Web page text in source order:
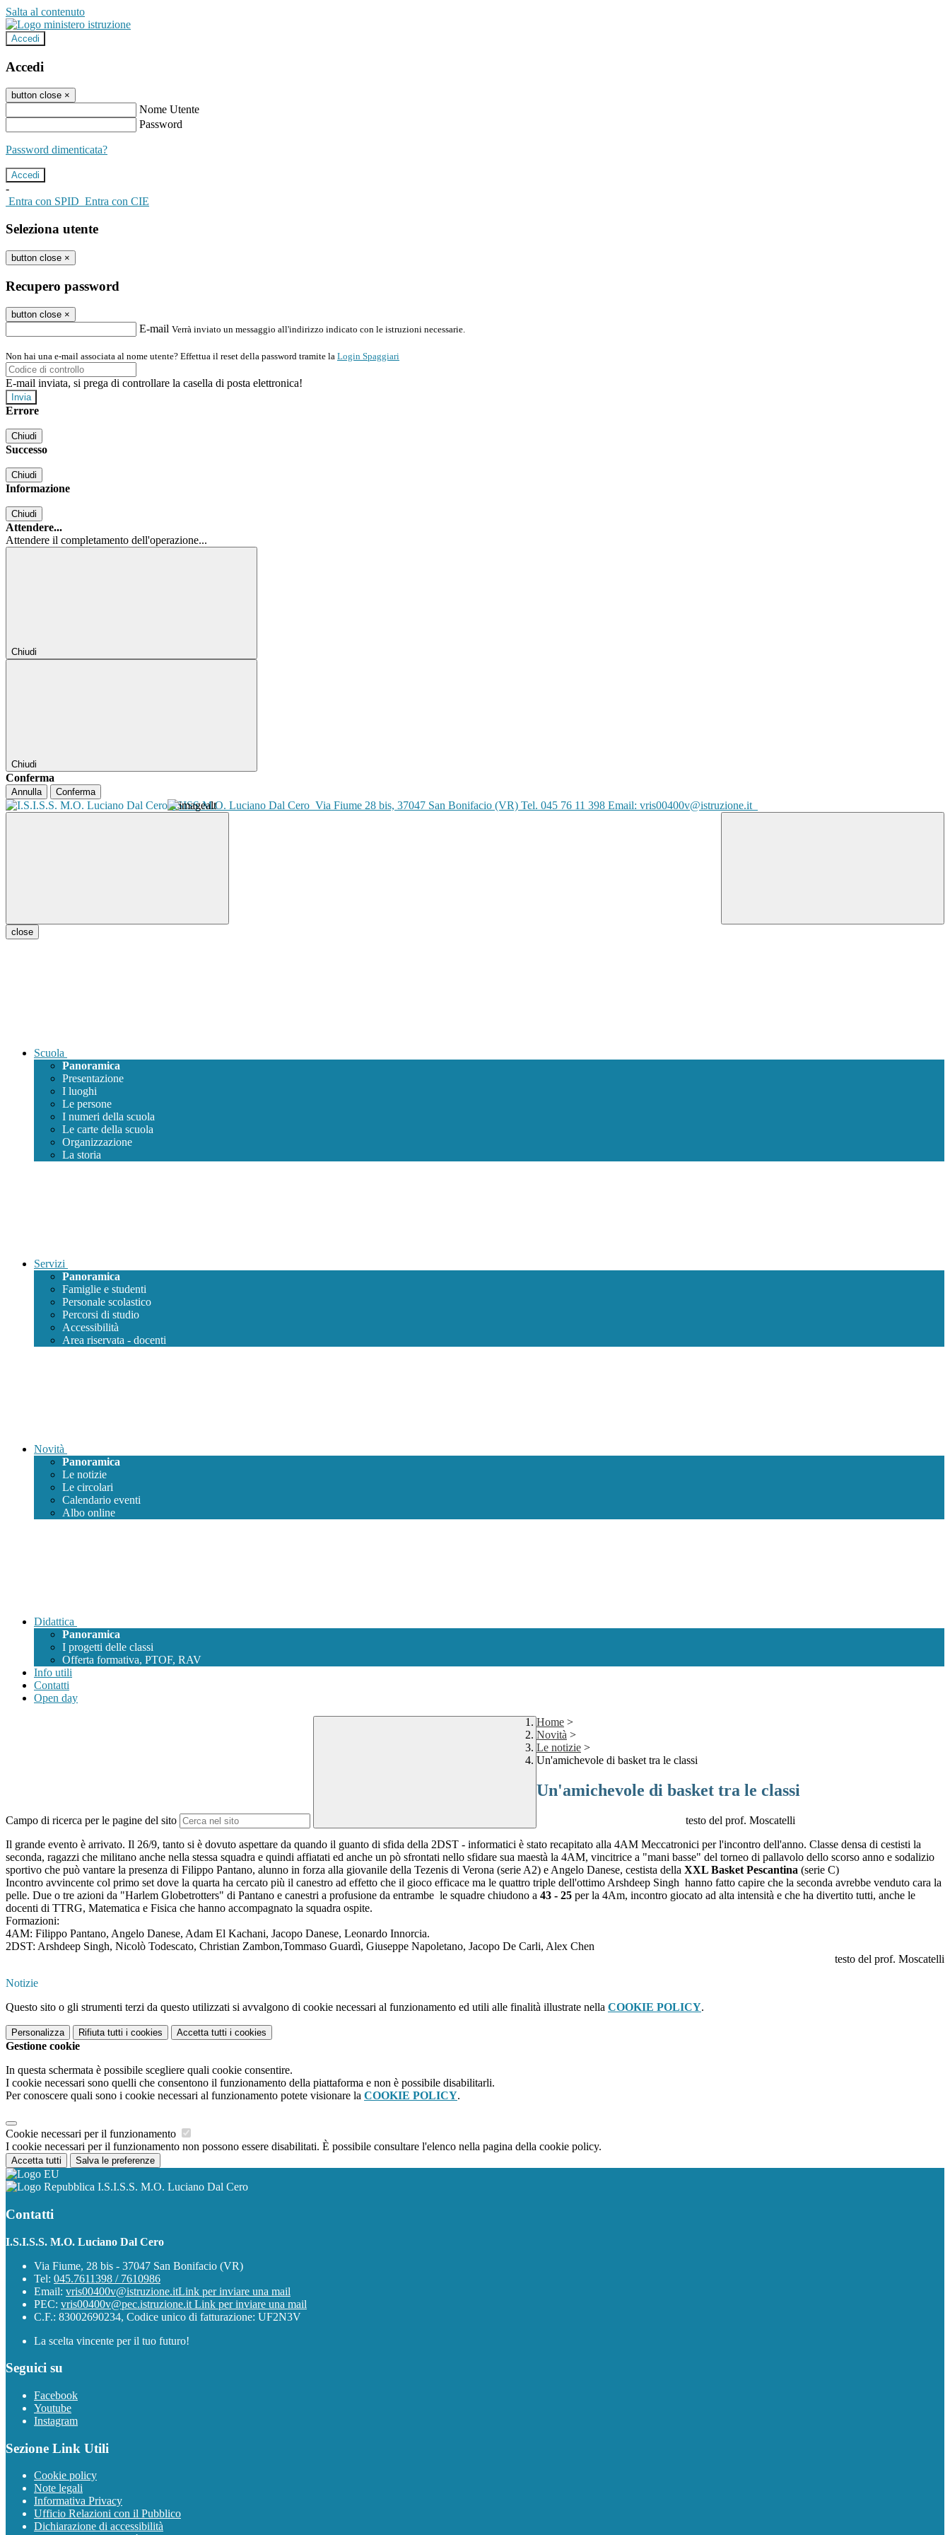
Salta al contenuto
Accedi
Accedi
button close ×
Nome Utente
Password
Password dimenticata?
-
Entra con SPID Entra con CIE
Seleziona utente
button close ×
Recupero password
button close ×
E-mail Verrà inviato un messaggio all'indirizzo indicato con le istruzioni necessarie.
Non hai una e-mail associata al nome utente? Effettua il reset della password tramite la Login Spaggiari
E-mail inviata, si prega di controllare la casella di posta elettronica!
Errore
Chiudi
Successo
Chiudi
Informazione
Chiudi
Attendere...
Attendere il completamento dell'operazione...
Chiudi
Chiudi
Conferma
Annulla Conferma
ISISS M.O. Luciano Dal Cero Via Fiume 28 bis, 37047 San Bonifacio (VR) Tel. 045 76 11 398 Email: vris00400v@istruzione.it
close
Scuola
Panoramica
Presentazione
I luoghi
Le persone
I numeri della scuola
Le carte della scuola
Organizzazione
La storia
Servizi
Panoramica
Famiglie e studenti
Personale scolastico
Percorsi di studio
Accessibilità
Area riservata - docenti
Novità
Panoramica
Le notizie
Le circolari
Calendario eventi
Albo online
Didattica
Panoramica
I progetti delle classi
Offerta formativa, PTOF, RAV
Info utili
Contatti
Open day
Campo di ricerca per le pagine del sito
Home >
Novità >
Le notizie >
Un'amichevole di basket tra le classi
Un'amichevole di basket tra le classi
testo del prof. Moscatelli
Il grande evento è arrivato. Il 26/9, tanto si è dovuto aspettare da quando il guanto di sfida della 2DST - informatici è stato recapitato alla 4AM Meccatronici per l'incontro dell'anno. Classe densa di cestisti la
seconda, ragazzi che militano anche nella stessa squadra e quindi affiatati ed anche un pò sfrontati nello sfidare sua maestà la 4AM, vincitrice a "mani basse" del torneo di pallavolo dello scorso anno e sodalizio
sportivo che può vantare la presenza di Filippo Pantano, alunno in forza alla giovanile della Tezenis di Verona (serie A2) e Angelo Danese, cestista della XXL Basket Pescantina (serie C)
Incontro avvincente col primo set dove la quarta ha cercato più il canestro ad effetto che il gioco efficace ma le quattro triple dell'ottimo Arshdeep Singh hanno fatto capire che la seconda avrebbe venduto cara la
pelle. Due o tre azioni da "Harlem Globetrotters" di Pantano e canestri a profusione da entrambe le squadre chiudono a 43 - 25 per la 4Am, incontro giocato ad alta intensità e che ha divertito tutti, anche le
docenti di TTRG, Matematica e Fisica che hanno accompagnato la squadra ospite.
Formazioni:
4AM: Filippo Pantano, Angelo Danese, Adam El Kachani, Jacopo Danese, Leonardo Innorcia.
2DST: Arshdeep Singh, Nicolò Todescato, Christian Zambon,Tommaso Guardì, Giuseppe Napoletano, Jacopo De Carli, Alex Chen
testo del prof. Moscatelli
Notizie
Questo sito o gli strumenti terzi da questo utilizzati si avvalgono di cookie necessari al funzionamento ed utili alle finalità illustrate nella COOKIE POLICY.
Personalizza Rifiuta tutti i cookies Accetta tutti i cookies
Gestione cookie
In questa schermata è possibile scegliere quali cookie consentire.
I cookie necessari sono quelli che consentono il funzionamento della piattaforma e non è possibile disabilitarli.
Per conoscere quali sono i cookie necessari al funzionamento potete visionare la COOKIE POLICY.
Cookie necessari per il funzionamento
I cookie necessari per il funzionamento non possono essere disabilitati. È possibile consultare l'elenco nella pagina della cookie policy.
Accetta tutti Salva le preferenze
I.S.I.S.S. M.O. Luciano Dal Cero
Contatti
I.S.I.S.S. M.O. Luciano Dal Cero
Via Fiume, 28 bis - 37047 San Bonifacio (VR)
Tel: 045.7611398 / 7610986
Email: vris00400v@istruzione.itLink per inviare una mail
PEC: vris00400v@pec.istruzione.it Link per inviare una mail
C.F.: 83002690234, Codice unico di fatturazione: UF2N3V
La scelta vincente per il tuo futuro!
Seguici su
Facebook
Youtube
Instagram
Sezione Link Utili
Cookie policy
Note legali
Informativa Privacy
Ufficio Relazioni con il Pubblico
Dichiarazione di accessibilità